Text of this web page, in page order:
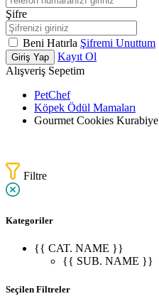
Şifre
Beni Hatırla Şifremi Unuttum
Giriş Yap
Kayıt Ol
Alışveriş Sepetim
PetChef
Köpek Ödül Mamaları
Gourmet Cookies Kurabiye
Filtre
Kategoriler
{{ CAT. NAME }}
{{ SUB. NAME }}
Seçilen Filtreler